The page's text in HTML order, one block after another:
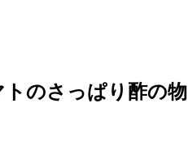
のさっぱり酢の物